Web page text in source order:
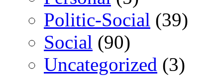
Politic-Social (39)
Social (90)
Uncategorized (3)